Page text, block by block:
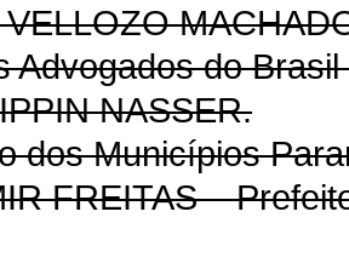
Advogados do
NASSER.
dos Municípios
FREITAS –